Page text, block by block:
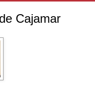
Cajamar